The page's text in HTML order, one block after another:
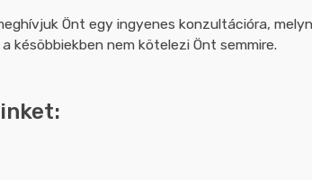
Önt egy ingyenes konzultációra,
nem kötelezi Önt semmire.